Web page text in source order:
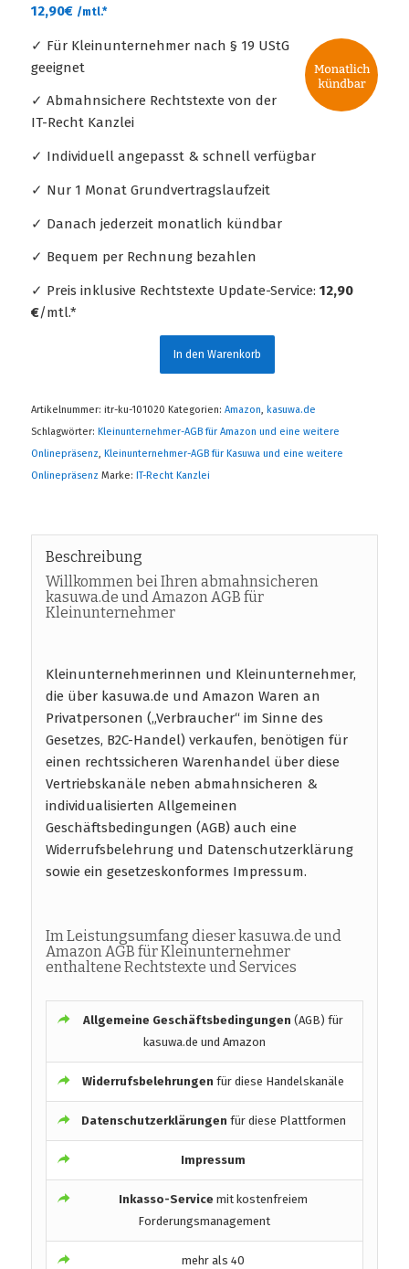
12,90€ /mtl.*
✓ Für Kleinunternehmer nach § 19 UStG
geeignet
✓ Abmahnsichere Rechtstexte von der
IT-Recht Kanzlei
✓ Individuell angepasst & schnell verfügbar
✓ Nur 1 Monat Grundvertragslaufzeit
✓ Danach jederzeit monatlich kündbar
✓ Bequem per Rechnung bezahlen
✓ Preis inklusive Rechtstexte Update-Service: 12,90
€/mtl.*
In den Warenkorb
Artikelnummer: itr-ku-101020 Kategorien: Amazon, kasuwa.de
Schlagwörter: Kleinunternehmer-AGB für Amazon und eine weitere
Onlinepräsenz, Kleinunternehmer-AGB für Kasuwa und eine weitere
Onlinepräsenz Marke: IT-Recht Kanzlei
Beschreibung
Willkommen bei Ihren abmahnsicheren
kasuwa.de und Amazon AGB für
Kleinunternehmer
Kleinunternehmerinnen und Kleinunternehmer,
die über kasuwa.de und Amazon Waren an
Privatpersonen („Verbraucher“ im Sinne des
Gesetzes, B2C-Handel) verkaufen, benötigen für
einen rechtssicheren Warenhandel über diese
Vertriebskanäle neben abmahnsicheren &
individualisierten Allgemeinen
Geschäftsbedingungen (AGB) auch eine
Widerrufsbelehrung und Datenschutzerklärung
sowie ein gesetzeskonformes Impressum.
Im Leistungsumfang dieser kasuwa.de und
Amazon AGB für Kleinunternehmer
enthaltene Rechtstexte und Services
Allgemeine Geschäftsbedingungen (AGB) für
kasuwa.de und Amazon
Widerrufsbelehrungenfür diese Handelskanäle
Datenschutzerklärungen für diese Plattformen
Impressum
Inkasso-Service mit kostenfreiem
Forderungsmanagement
mehr als 40